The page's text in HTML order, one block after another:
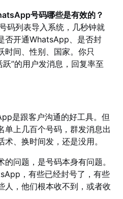
号码哪些是有效的？
码列表导入系统，几秒钟就
否开通WhatsApp、是否封
时间、性别、国家。你只
”的用户发消息，回复率至
是跟客户沟通的好工具。但
单上几百个号码，群发消息出
、换时间发，还是没用。
问题，是号码本身有问题。
，有些已经封号了，有些
人，他们根本收不到，或者收